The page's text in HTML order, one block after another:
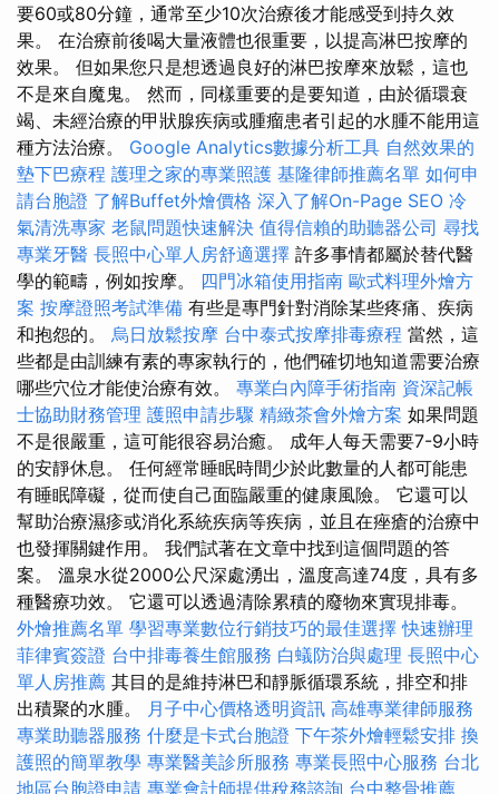
要60或80分鐘，通常至少10次治療後才能感受到持久效
果。 在治療前後喝大量液體也很重要，以提高淋巴按摩的
效果。 但如果您只是想透過良好的淋巴按摩來放鬆，這也
不是來自魔鬼。 然而，同樣重要的是要知道，由於循環衰
竭、未經治療的甲狀腺疾病或腫瘤患者引起的水腫不能用這
種方法治療。 Google Analytics數據分析工具 自然效果的
墊下巴療程 護理之家的專業照護 基隆律師推薦名單 如何申
請台胞證 了解Buffet外燴價格 深入了解On-Page SEO 冷
氣清洗專家 老鼠問題快速解決 值得信賴的助聽器公司 尋找
專業牙醫 長照中心單人房舒適選擇 許多事情都屬於替代醫
學的範疇，例如按摩。 四門冰箱使用指南 歐式料理外燴方
案 按摩證照考試準備 有些是專門針對消除某些疼痛、疾病
和抱怨的。 烏日放鬆按摩 台中泰式按摩排毒療程 當然，這
些都是由訓練有素的專家執行的，他們確切地知道需要治療
哪些穴位才能使治療有效。 專業白內障手術指南 資深記帳
士協助財務管理 護照申請步驟 精緻茶會外燴方案 如果問題
不是很嚴重，這可能很容易治癒。 成年人每天需要7-9小時
的安靜休息。 任何經常睡眠時間少於此數量的人都可能患
有睡眠障礙，從而使自己面臨嚴重的健康風險。 它還可以
幫助治療濕疹或消化系統疾病等疾病，並且在痤瘡的治療中
也發揮關鍵作用。 我們試著在文章中找到這個問題的答
案。 溫泉水從2000公尺深處湧出，溫度高達74度，具有多
種醫療功效。 它還可以透過清除累積的廢物來實現排毒。
外燴推薦名單 學習專業數位行銷技巧的最佳選擇 快速辦理
菲律賓簽證 台中排毒養生館服務 白蟻防治與處理 長照中心
單人房推薦 其目的是維持淋巴和靜脈循環系統，排空和排
出積聚的水腫。
月子中心價格透明資訊 高雄專業律師服務
專業助聽器服務 什麼是卡式台胞證 下午茶外燴輕鬆安排 換
護照的簡單教學 專業醫美診所服務 專業長照中心服務 台北
地區台胞證申請 專業會計師提供稅務諮詢 台中整骨推薦